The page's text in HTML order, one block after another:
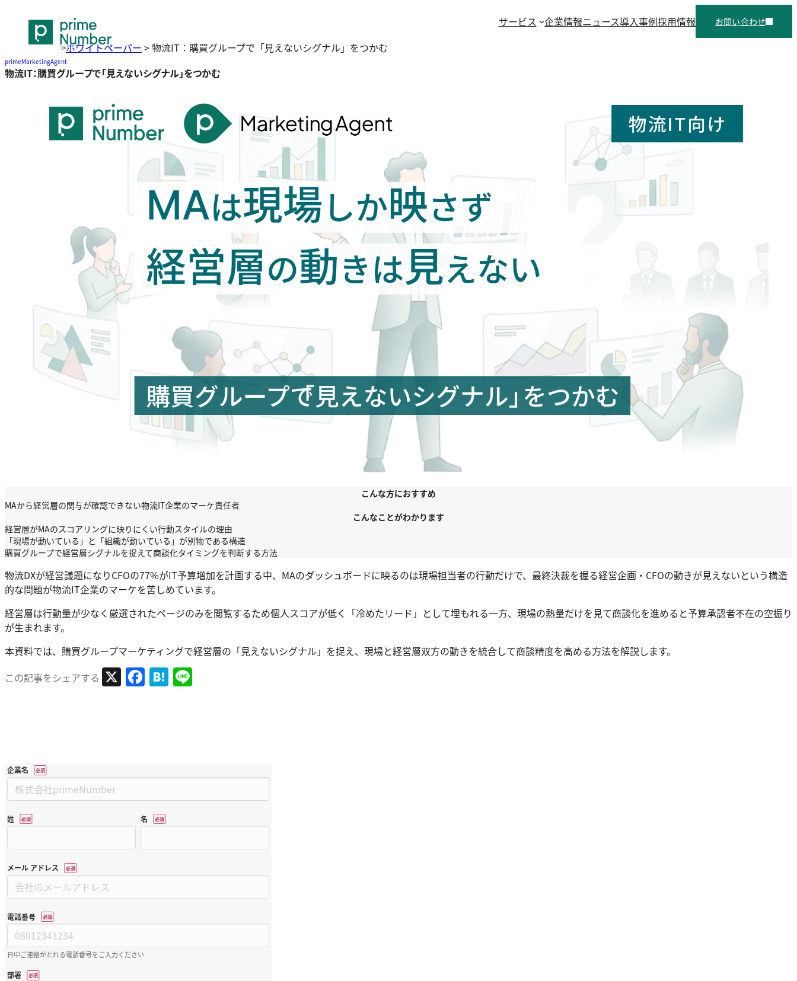
サービス 企業情報ニュース導入事例採用情報 お問い合わせ
>ホワイトペーパー >物流IT：購買グループで「見えないシグナル」をつかむ
primeMarketingAgent
物流IT：購買グループで「見えないシグナル」をつかむ
こんな方におすすめ
MAから経営層の関与が確認できない物流IT企業のマーケ責任者
こんなことがわかります
経営層がMAのスコアリングに映りにくい行動スタイルの理由
「現場が動いている」と「組織が動いている」が別物である構造
購買グループで経営層シグナルを捉えて商談化タイミングを判断する方法
物流DXが経営議題になりCFOの77%がIT予算増加を計画する中、MAのダッシュボードに映るのは現場担当者の行動だけで、最終決裁を握る経営企画・CFOの動きが見えないという構造
的な問題が物流IT企業のマーケを苦しめています。
経営層は行動量が少なく厳選されたページのみを閲覧するため個人スコアが低く「冷めたリード」として埋もれる一方、現場の熱量だけを見て商談化を進めると予算承認者不在の空振り
が生まれます。
本資料では、購買グループマーケティングで経営層の「見えないシグナル」を捉え、現場と経営層双方の動きを統合して商談精度を高める方法を解説します。
この記事をシェアする
X Facebook
Hatena
企業名
姓 名
メール アドレス
電話番号
日中ご連絡がとれる電話番号をご入力ください
部署